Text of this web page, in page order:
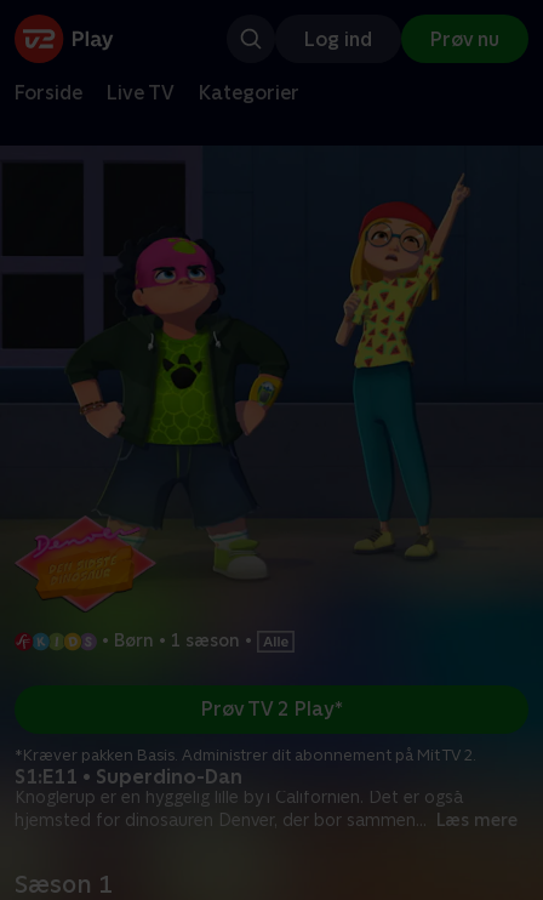
Log ind Prøv nu
Forside Live TV Kategorier
• Børn • 1 sæson •
S1:E11 • Superdino-Dan
Knoglerup er en hyggelig lille by i Californien. Det er også
hjemsted for dinosauren Denver, der bor sammen... Læs mere
Prøv TV 2 Play*
*Kræver pakken Basis. Administrer dit abonnement på Mit TV 2.
Sæson 1